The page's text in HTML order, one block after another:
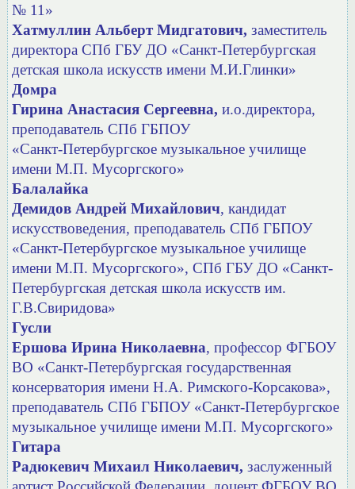
№ 11»
Хатмуллин Альберт Мидгатович, заместитель
директора СПб ГБУ ДО «Санкт-Петербургская
детская школа искусств имени М.И.Глинки»
Домра
Гирина Анастасия Сергеевна,и.о.директора,
преподаватель СПб ГБПОУ
«Санкт-Петербургское музыкальное училище
имени М.П. Мусоргского»
Балалайка
Демидов Андрей Михайлович, кандидат
искусствоведения, преподаватель СПб ГБПОУ
«Санкт-Петербургское музыкальное училище
имениМ.П. Мусоргского», СПб ГБУ ДО «Санкт-
Петербургская детская школа искусств им.
Г.В.Свиридова»
Гусли
Ершова Ирина Николаевна, профессор ФГБОУ
ВО «Санкт-Петербургская государственная
консерватория имени Н.А. Римского-Корсакова»,
преподавательСПб ГБПОУ «Санкт-Петербургское
музыкальное училище имениМ.П. Мусоргского»
Гитара
Радюкевич Михаил Николаевич, заслуженный